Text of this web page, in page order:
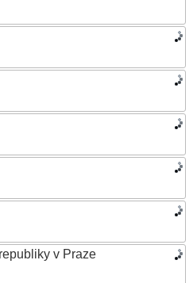
v Praze